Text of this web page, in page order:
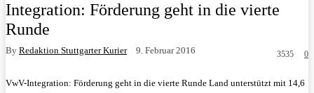
Integration: Förderung geht in die vierte
Runde
By Redaktion Stuttgarter Kurier 9. Februar 2016 0
3535
VwV-Integration: Förderung geht in die vierte Runde Land unterstützt mit 14,6